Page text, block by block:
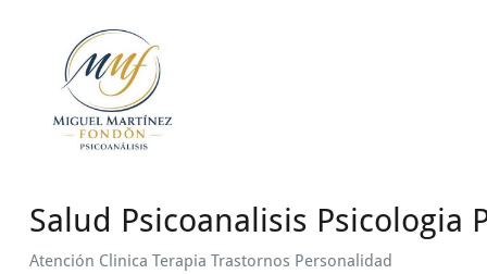
contenido
Salud Psicoanalisis Psicologia
Atención Clinica Terapia Trastornos Personalidad